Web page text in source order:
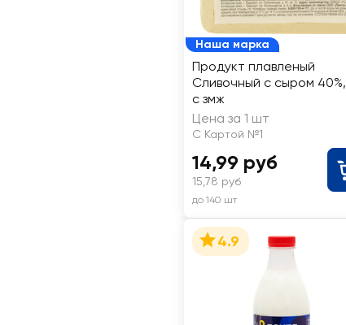
Наша марка
Продукт плавленый
Сливочный с сыром 40%,
с змж
Цена за 1 шт
С Картой №1
14,99 руб
15,78 руб
до 140 шт
4.9